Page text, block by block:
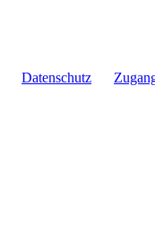
Datenschutz